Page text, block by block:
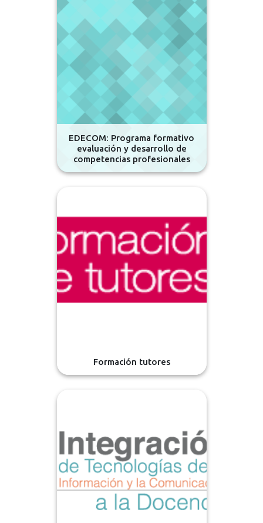
EDECOM: Programa formativo
evaluación y desarrollo de
competencias profesionales
Formación tutores